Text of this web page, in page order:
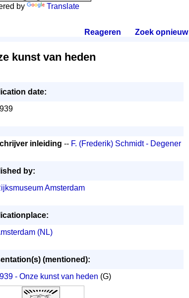
by Translate
Reageren Zoek opnieuw.
kunst van heden
date:
inleiding -- F. (Frederik) Schmidt - Degener
by:
Amsterdam
(NL)
(mentioned):
- Onze kunst van heden (G)